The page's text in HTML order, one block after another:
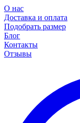
О нас
Доставка и оплата
Подобрать размер
Блог
Контакты
Отзывы